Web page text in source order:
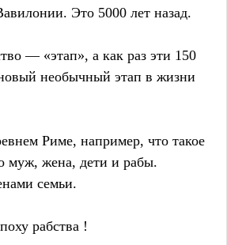
Это 5000 лет назад.
— «этап», а как раз эти 150
необычный этап в жизни
Риме, например, что такое
муж, жена, дети и рабы.
семьи.
рабства !